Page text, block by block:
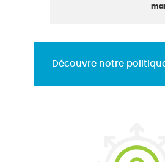
Découvre notre